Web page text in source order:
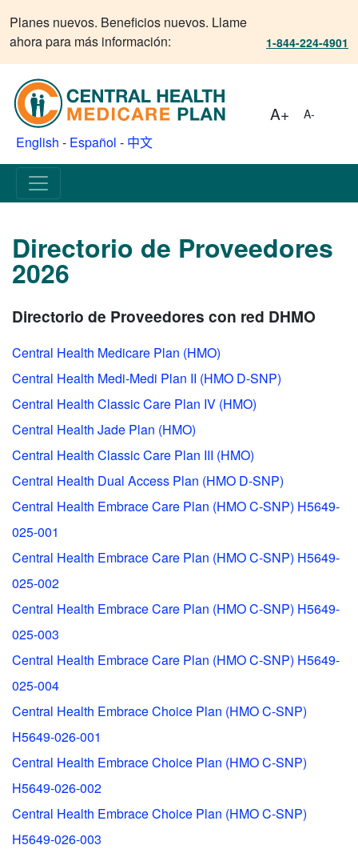
Planes nuevos. Beneficios nuevos. Llame
ahora para más información:
1-844-224-4901
English - Español - 中文
A+ A-
Directorio de Proveedores
2026
Directorio de Proveedores con red DHMO
Central Health Medicare Plan (HMO)
Central Health Medi-Medi Plan II (HMO D-SNP)
Central Health Classic Care Plan IV (HMO)
Central Health Jade Plan (HMO)
Central Health Classic Care Plan III (HMO)
Central Health Dual Access Plan (HMO D-SNP)
Central Health Embrace Care Plan (HMO C-SNP) H5649-
025-001
Central Health Embrace Care Plan (HMO C-SNP) H5649-
025-002
Central Health Embrace Care Plan (HMO C-SNP) H5649-
025-003
Central Health Embrace Care Plan (HMO C-SNP) H5649-
025-004
Central Health Embrace Choice Plan (HMO C-SNP)
H5649-026-001
Central Health Embrace Choice Plan (HMO C-SNP)
H5649-026-002
Central Health Embrace Choice Plan (HMO C-SNP)
H5649-026-003